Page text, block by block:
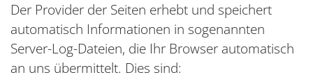
Der Provider der Seiten erhebt und speichert
automatisch Informationen in sogenannten
Server-Log-Dateien, die Ihr Browser automatisch
an uns übermittelt. Dies sind: